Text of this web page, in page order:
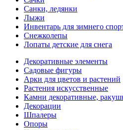
Санки, ледянки
Лыжи
Инвентарь для зимнего
Снежколепы
Лопаты детские для снега
Декоративные элементы
Садовые фигуры
Арки для цветов и растений
Растения искусственные
Камни декоративные,
Декорации
Шпалеры
Опоры